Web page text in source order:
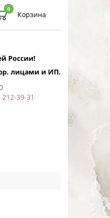
0
Корзина
России!
лицами и ИП.
39-31